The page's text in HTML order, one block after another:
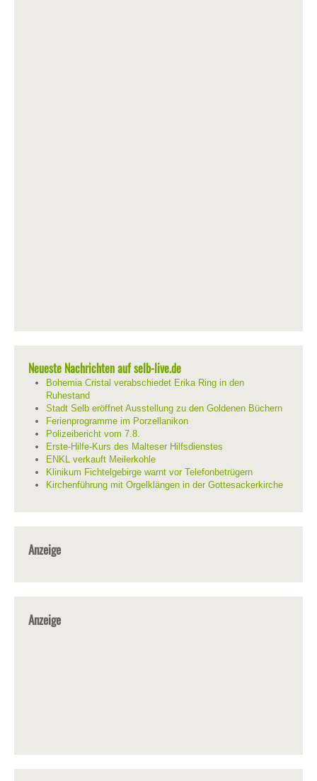
Neueste Nachrichten auf selb-live.de
Bohemia Cristal verabschiedet Erika Ring in den
Ruhestand
Stadt Selb eröffnet Ausstellung zu den Goldenen Büchern
Ferienprogramme im Porzellanikon
Polizeibericht vom 7.8.
Erste-Hilfe-Kurs des Malteser Hilfsdienstes
ENKL verkauft Meilerkohle
Klinikum Fichtelgebirge warnt vor Telefonbetrügern
Kirchenführung mit Orgelklängen in der Gottesackerkirche
Anzeige
Anzeige